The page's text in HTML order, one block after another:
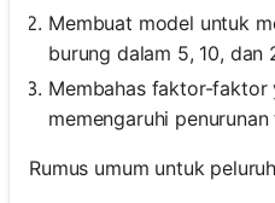
Membuat model untuk
burung dalam 5, 10, dan
Membahas faktor-faktor
memengaruhi
Rumus umum untuk